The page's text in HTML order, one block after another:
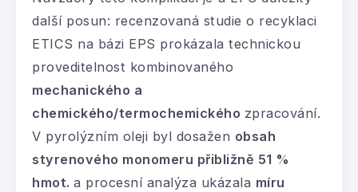
další posun: recenzovaná studie o recyklaci
ETICS na bázi EPS prokázala technickou
proveditelnost kombinovaného
mechanického a
chemického/termochemického zpracování.
V pyrolýzním oleji byl dosažen obsah
styrenového monomeru přibližně 51 %
hmot. a procesní analýza ukázala míru